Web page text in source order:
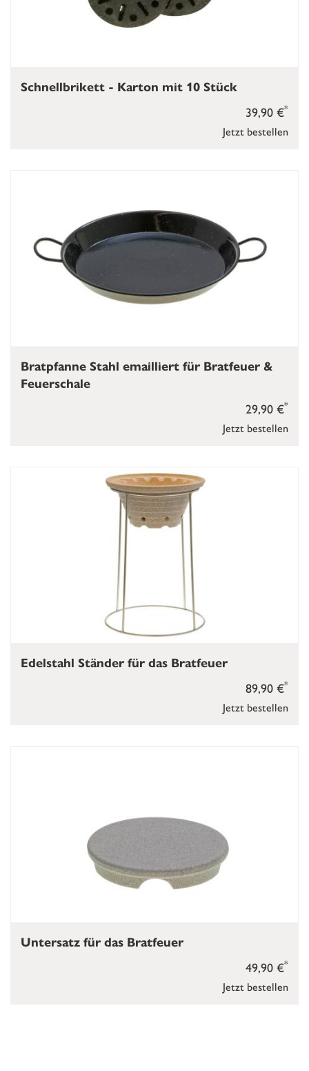
Jetzt bestellen
39,90 €*
Schnellbrikett - Karton mit 10 Stück
Jetzt bestellen
29,90 €*
Bratpfanne Stahl emailliert für Bratfeuer &
Feuerschale
Jetzt bestellen
89,90 €*
Edelstahl Ständer für das Bratfeuer
Jetzt bestellen
49,90 €*
Untersatz für das Bratfeuer